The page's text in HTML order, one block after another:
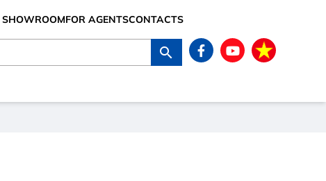
FOR AGENTSCONTACTS